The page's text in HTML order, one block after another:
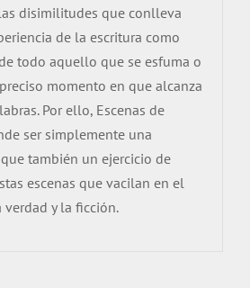
disimilitudes que conlleva
de la escritura como
todo aquello que se esfuma o
momento en que alcanza
Por ello, Escenas de
ser simplemente una
también un ejercicio de
escenas que vacilan en el
y la ficción.